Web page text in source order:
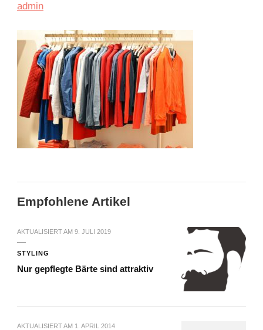
admin
Empfohlene Artikel
AKTUALISIERT AM 9. JULI 2019
STYLING
Nur gepflegte Bärte sind attraktiv
AKTUALISIERT AM 1. APRIL 2014